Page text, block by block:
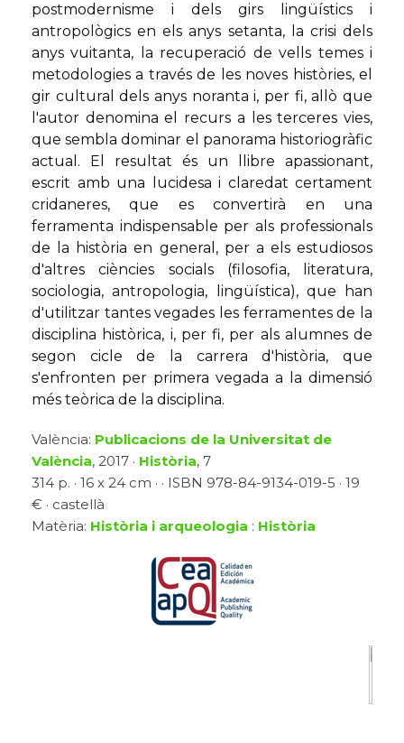
postmodernisme i dels girs lingüístics i
antropològics en els anys setanta, la crisi dels
anys vuitanta, la recuperació de vells temes i
metodologies a través de les noves històries, el
gir cultural dels anys noranta i, per fi, allò que
l'autor denomina el recurs a les terceres vies,
que sembla dominar el panorama historiogràfic
actual. El resultat és un llibre apassionant,
escrit amb una lucidesa i claredat certament
cridaneres, que es convertirà en una
ferramenta indispensable per als professionals
de la història en general, per a els estudiosos
d'altres ciències socials (filosofia, literatura,
sociologia, antropologia, lingüística), que han
d'utilitzar tantes vegades les ferramentes de la
disciplina històrica, i, per fi, per als alumnes de
segon cicle de la carrera d'història, que
s'enfronten per primera vegada a la dimensió
més teòrica de la disciplina.
València: Publicacions de la Universitat de
València, 2017 · Història, 7
314 p. · 16 x 24 cm · · ISBN 978-84-9134-019-5 · 19
€ · castellà
Matèria: Història i arqueologia : Història